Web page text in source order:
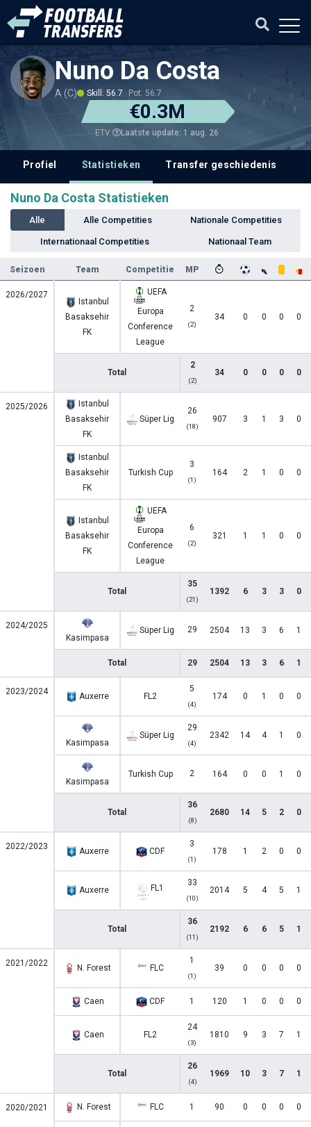
Nuno Da Costa
A (C) Skill: 56.7 Pot: 56.7
€0.3M
ETV Laatste update: 1 aug. 26
Profiel Statistieken Transfer geschiedenis
Nuno Da Costa Statistieken
Alle Alle Competities Nationale Competities
Internationaal Competities Nationaal Team
Seizoen Team Competitie MP
2026/2027
Istanbul
Basaksehir
FK
UEFA
Europa
Conference
League
2
(2)
34 0 0 0 0
Total
2
(2)
34 0 0 0 0
2025/2026
Istanbul
Basaksehir
FK
Süper Lig
26
(18)
907 3 1 3 0
Istanbul
Basaksehir
FK
Turkish Cup
3
(1)
164 2 1 0 0
Istanbul
Basaksehir
FK
UEFA
Europa
Conference
League
6
(2)
321 1 1 0 0
Total
35
(21)
1392 6 3 3 0
2024/2025
Kasimpasa
Süper Lig 29 2504 13 3 6 1
Total 29 2504 13 3 6 1
2023/2024 Auxerre FL2
5
(4)
174 0 1 0 0
Kasimpasa
Süper Lig
29
(4)
2342 14 4 1 0
Kasimpasa
Turkish Cup 2 164 0 0 1 0
Total
36
(8)
2680 14 5 2 0
2022/2023 Auxerre CDF
3
(1)
178 1 2 0 0
Auxerre FL1
33
(10)
2014 5 4 5 1
Total
36
(11)
2192 6 6 5 1
2021/2022 N. Forest FLC
1
(1)
39 0 0 0 0
Caen CDF 1 120 1 0 0 0
Caen FL2
24
(3)
1810 9 3 7 1
Total
26
(4)
1969 10 3 7 1
2020/2021 N. Forest FLC 1 90 0 0 0 0